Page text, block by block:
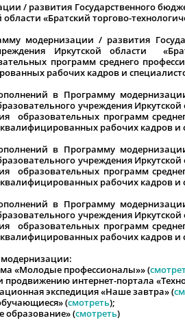
/ развития Государственного
«Братский торгово-
модернизации / развития
Иркутской области
программ среднего
рабочих кадров и
в Программу
учреждения
образовательных программ
рабочих кадров и
в Программу
учреждения
образовательных программ
рабочих кадров и
в Программу
учреждения
образовательных программ
рабочих кадров и
«Молодые профессионалы»» (
продвижению интернет-портала
экспедиция «Наше завтра»(
(смотреть);
образование» (смотреть)